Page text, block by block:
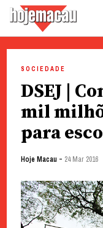
content
SOCIEDADE
DSEJ |
mil
para
Hoje Macau - 24 Mar 2016